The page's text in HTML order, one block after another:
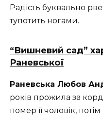
Радість буквально
тупотить ногами.
“Вишневий сад”
Раневської
Раневська Любов
років прожила за
помер її чоловік,